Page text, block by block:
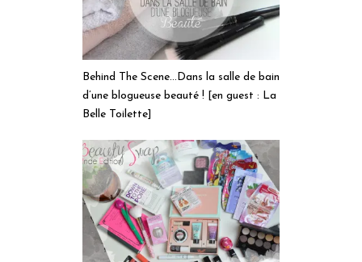
Behind The Scene…Dans la salle de bain
d’une blogueuse beauté ! [en guest : La
Belle Toilette]